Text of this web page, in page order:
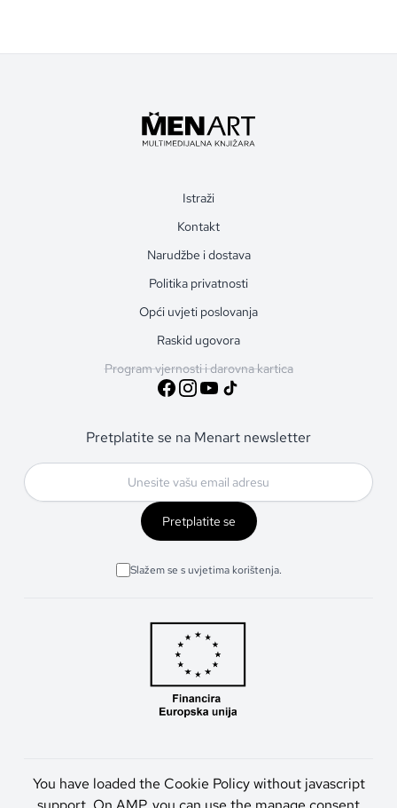
Istraži
Kontakt
Narudžbe i dostava
Politika privatnosti
Opći uvjeti poslovanja
Raskid ugovora
Program vjernosti i darovna kartica
Pretplatite se na Menart newsletter
Pretplatite se
Slažem se s uvjetima korištenja.
You have loaded the Cookie Policy without javascript